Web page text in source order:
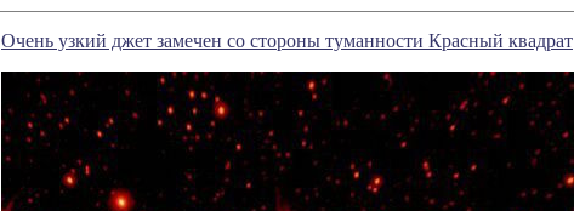
Очень узкий джет замечен со стороны туманности Красный квадрат